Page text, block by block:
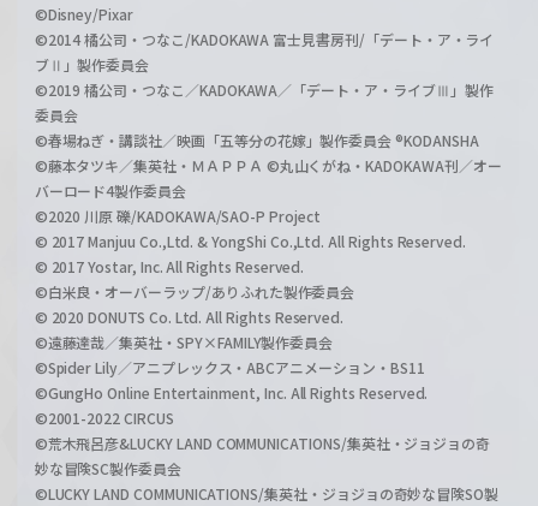
©Disney/Pixar
©2014 橘公司・つなこ/KADOKAWA 富士見書房刊/「デート・ア・ライ
ブⅡ」製作委員会
©2019 橘公司・つなこ／KADOKAWA／「デート・ア・ライブⅢ」製作
委員会
©春場ねぎ・講談社／映画「五等分の花嫁」製作委員会 ®KODANSHA
©藤本タツキ／集英社・ＭＡＰＰＡ ©丸山くがね・KADOKAWA刊／オー
バーロード4製作委員会
©2020 川原 礫/KADOKAWA/SAO-P Project
© 2017 Manjuu Co.,Ltd. & YongShi Co.,Ltd. All Rights Reserved.
© 2017 Yostar, Inc. All Rights Reserved.
©白米良・オーバーラップ/ありふれた製作委員会
© 2020 DONUTS Co. Ltd. All Rights Reserved.
©遠藤達哉／集英社・SPY×FAMILY製作委員会
©Spider Lily／アニプレックス・ABCアニメーション・BS11
©GungHo Online Entertainment, Inc. All Rights Reserved.
©2001-2022 CIRCUS
©荒木飛呂彦&LUCKY LAND COMMUNICATIONS/集英社・ジョジョの奇
妙な冒険SC製作委員会
©LUCKY LAND COMMUNICATIONS/集英社・ジョジョの奇妙な冒険SO製